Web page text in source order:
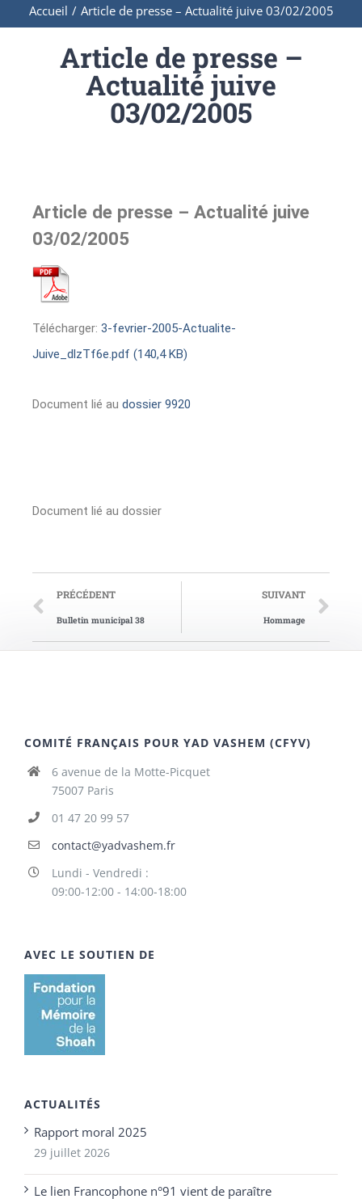
Accueil / Article de presse – Actualité juive 03/02/2005
Article de presse –
Actualité juive
03/02/2005
Article de presse – Actualité juive
03/02/2005
Télécharger: 3-fevrier-2005-Actualite-
Juive_dlzTf6e.pdf (140,4 KB)
Document lié au dossier 9920
Document lié au dossier
PRÉCÉDENT
Bulletin municipal 38
SUIVANT
Hommage
COMITÉ FRANÇAIS POUR YAD VASHEM (CFYV)
6 avenue de la Motte-Picquet
75007 Paris
01 47 20 99 57
contact@yadvashem.fr
Lundi - Vendredi :
09:00-12:00 - 14:00-18:00
AVEC LE SOUTIEN DE
ACTUALITÉS
Rapport moral 2025
29 juillet 2026
Le lien Francophone n°91 vient de paraître